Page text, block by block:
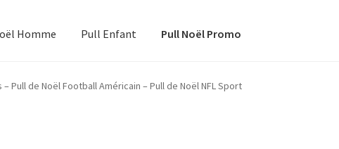
Homme Pull Enfant Pull Noël Promo
Pull de Noël Football Américain – Pull de Noël NFL Sport